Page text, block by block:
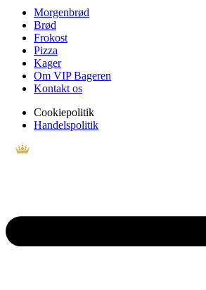
Morgenbrød
Brød
Frokost
Pizza
Kager
Om VIP Bageren
Kontakt os
Cookiepolitik
Handelspolitik